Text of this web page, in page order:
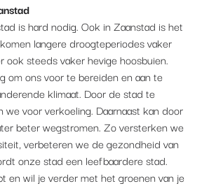
is hard nodig. Ook in Zaanstad is het
langere droogteperiodes vaker
ook steeds vaker hevige hoosbuien.
om ons voor te bereiden en aan te
klimaat. Door de stad te
we voor verkoeling. Daarnaast kan door
beter wegstromen. Zo versterken we
verbeteren we de gezondheid van
onze stad een leefbaardere stad.
en wil je verder met het groenen van je